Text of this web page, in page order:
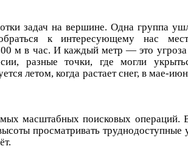
задач на вершине. Одна группа
к интересующему нас
м в час. И каждый метр — это
разные точки, где могли
летом, когда растает снег, в мае-
масштабных поисковых операций.
просматривать труднодоступные